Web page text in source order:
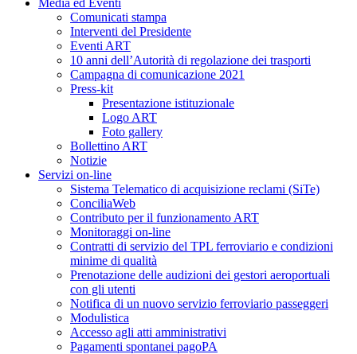
Media ed Eventi
Comunicati stampa
Interventi del Presidente
Eventi ART
10 anni dell’Autorità di regolazione dei trasporti
Campagna di comunicazione 2021
Press-kit
Presentazione istituzionale
Logo ART
Foto gallery
Bollettino ART
Notizie
Servizi on-line
Sistema Telematico di acquisizione reclami (SiTe)
ConciliaWeb
Contributo per il funzionamento ART
Monitoraggi on-line
Contratti di servizio del TPL ferroviario e condizioni
minime di qualità
Prenotazione delle audizioni dei gestori aeroportuali
con gli utenti
Notifica di un nuovo servizio ferroviario passeggeri
Modulistica
Accesso agli atti amministrativi
Pagamenti spontanei pagoPA